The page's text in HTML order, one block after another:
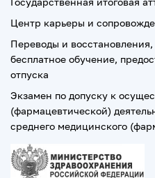
Центр карьеры и
Переводы и
бесплатное обучение,
отпуска
Экзамен по допуску к
(фармацевтической)
среднего медицинского